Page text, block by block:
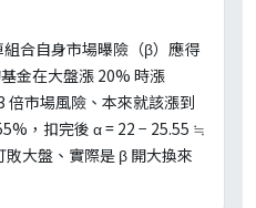
合自身市場曝險（β）應得
金在大盤漲 20% 時漲
倍市場風險、本來就該漲到
，扣完後 α = 22 − 25.55 ≒
大盤、實際是 β 開大換來